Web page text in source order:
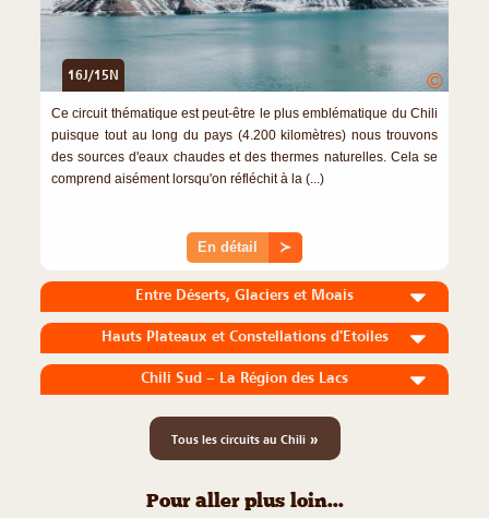
16J/15N ©
Ce circuit thématique est peut-être le plus emblématique du Chili
puisque tout au long du pays (4.200 kilomètres) nous trouvons
des sources d'eaux chaudes et des thermes naturelles. Cela se
comprend aisément lorsqu'on réfléchit à la (...)
En détail ≻
Entre Déserts, Glaciers et Moais
Hauts Plateaux et Constellations d'Etoiles
Chili Sud – La Région des Lacs
Tous les circuits au Chili»
Pour aller plus loin...